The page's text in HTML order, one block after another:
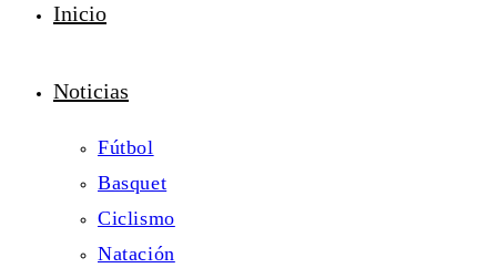
Inicio
Noticias
Fútbol
Basquet
Ciclismo
Natación